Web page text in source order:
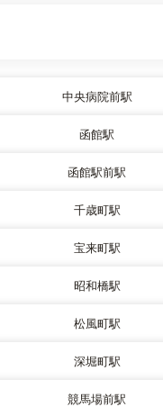
中央病院前駅
函館駅
函館駅前駅
千歳町駅
宝来町駅
昭和橋駅
松風町駅
深堀町駅
競馬場前駅